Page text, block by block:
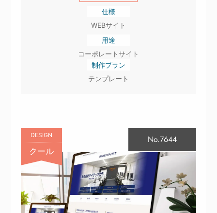
仕様
WEBサイト
用途
コーポレートサイト
制作プラン
テンプレート
DESIGN
クール
No.7644